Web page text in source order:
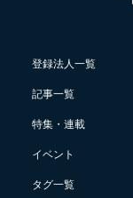
登録法人一覧
記事一覧
特集・連載
イベント
タグ一覧